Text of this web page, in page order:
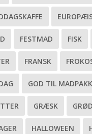
FESTMAD FISK
FRANSK
GOD TIL
GRÆSK GRØD
HALLOWEEN